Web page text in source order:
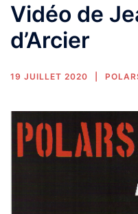
Vidéo de
d’Arcier
19 JUILLET 2020